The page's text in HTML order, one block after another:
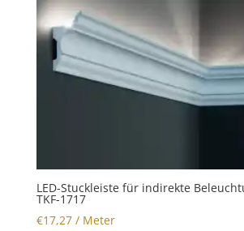
LED-Stuckleiste für indirekte
TKF-1717
€17,27/ Meter